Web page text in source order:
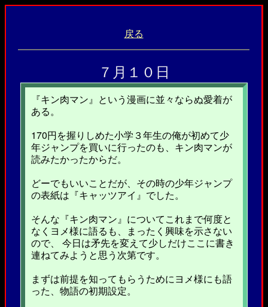
戻る
７月１０日
『キン肉マン』という漫画に並々ならぬ愛着が
ある。
170円を握りしめた小学３年生の俺が初めて少
年ジャンプを買いに行ったのも、キン肉マンが
読みたかったからだ。
どーでもいいことだが、その時の少年ジャンプ
の表紙は『キャッツアイ』でした。
そんな『キン肉マン』についてこれまで何度と
なくヨメ様に語るも、まったく興味を示さない
ので、 今日は矛先を変えて少しだけここに書き
連ねてみようと思う次第です。
まずは前提を知ってもらうためにヨメ様にも語
った、物語の初期設定。